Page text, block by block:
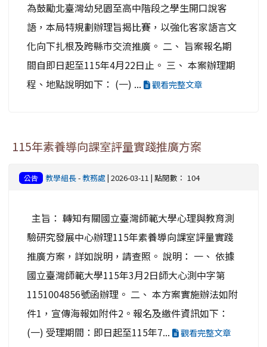
為鼓勵北臺灣幼兒園至高中階段之學生開口說客
語，本局特規劃辦理旨揭比賽，以強化客家語言文
化向下扎根及跨縣市交流推廣。 二、 旨案報名期
間自即日起至115年4月22日止。 三、 本案辦理期
程、地點說明如下： (一) ...
觀看完整文章
115年素養導向課室評量實踐推廣方案
公告 教學組長-教務處 | 2026-03-11 | 點閱數： 104
主旨： 轉知有關國立臺灣師範大學心理與教育測
驗研究發展中心辦理115年素養導向課室評量實踐
推廣方案，詳如說明，請查照。 說明： 一、 依據
國立臺灣師範大學115年3月2日師大心測中字第
1151004856號函辦理。 二、 本方案實施辦法如附
件1，宣傳海報如附件2。報名及繳件資訊如下：
(一) 受理期間：即日起至115年7...
觀看完整文章